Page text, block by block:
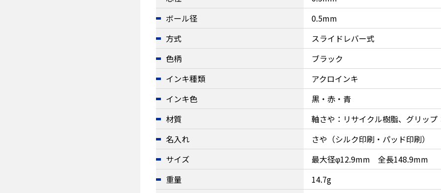
ボール径
0.5mm
方式
スライドレバー式
色柄
ブラック
インキ種類
アクロインキ
インキ色
黒・赤・青
材質
軸さや：リサイクル樹脂、グリップ
名入れ
さや（シルク印刷・パッド印刷）
サイズ
最大径φ12.9mm 全長148.9mm
重量
14.7g